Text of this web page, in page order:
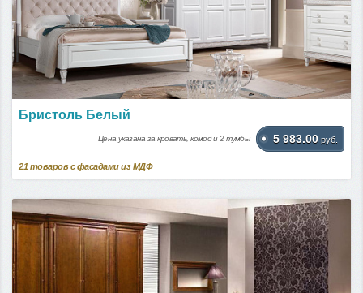
Бристоль Белый
Цена указана за кровать, комод и 2 тумбы 5 983.00 руб.
21 товаров с фасадами из МДФ